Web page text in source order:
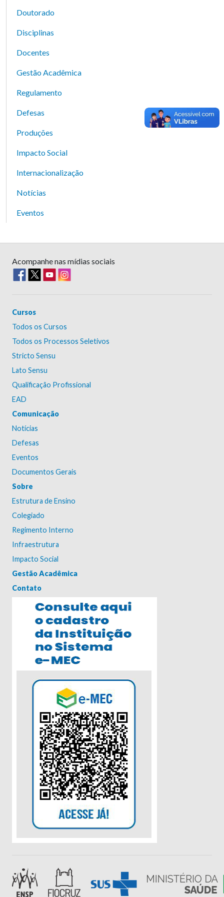
Doutorado
Disciplinas
Docentes
Gestão Acadêmica
Regulamento
Defesas
Produções
Impacto Social
Internacionalização
Notícias
Eventos
Acompanhe nas mídias sociais
Cursos
Todos os Cursos
Todos os Processos Seletivos
Stricto Sensu
Lato Sensu
Qualificação Profissional
EAD
Comunicação
Notícias
Defesas
Eventos
Documentos Gerais
Sobre
Estrutura de Ensino
Colegiado
Regimento Interno
Infraestrutura
Impacto Social
Gestão Acadêmica
Contato